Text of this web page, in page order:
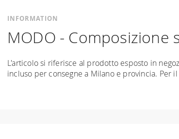
the
gallery
INFORMATION
MODO - Composizione
L'articolo si riferisce al prodotto esposto in
incluso per consegne a Milano e provincia. Per